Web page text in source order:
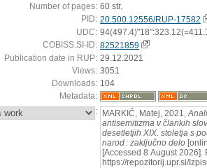
Number of pages: 60 str.
PID: 20.500.12556/RUP-17582
UDC:
COBISS.SI-ID: 82521859
Publication date in RUP: 29.12.2021
Views: 3051
Downloads: 104
Metadata:
: MARKIČ, Matej, 2021,
antisemitizma v člankih
desetletjih XIX. stoletja s
narod : zaključno delo
[Accessed 8 August 2026].
https://repozitorij.upr.si/